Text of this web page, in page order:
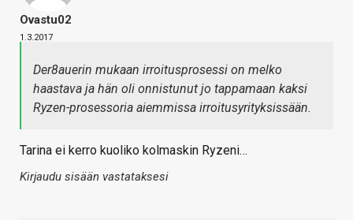
Ovastu02
1.3.2017
Der8auerin mukaan irroitusprosessi on melko
haastava ja hän oli onnistunut jo tappamaan kaksi
Ryzen-prosessoria aiemmissa irroitusyrityksissään.
Tarina ei kerro kuoliko kolmaskin Ryzeni…
Kirjaudu sisään vastataksesi